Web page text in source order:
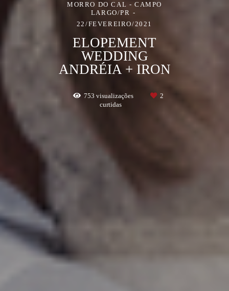
MORRO DO CAL - CAMPO
LARGO/PR
22/FEVEREIRO/2021
ELOPEMENT
WEDDING
ANDRÉIA + IRON
753 visualizações
2
curtidas